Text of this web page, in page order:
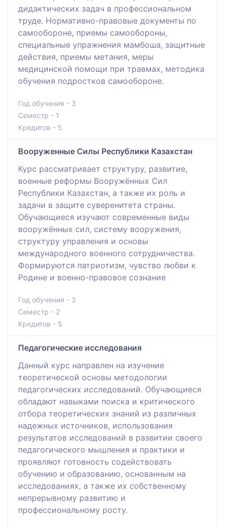
дидактических задач в профессиональном
труде. Нормативно-правовые документы по
самообороне, приемы самообороны,
специальные упражнения мамбоша, защитные
действия, приемы метания, меры
медицинской помощи при травмах, методика
обучения подростков самообороне.
Год обучения - 3
Семестр - 1
Кредитов - 5
Вооруженные Силы Республики Казахстан
Курс рассматривает структуру, развитие,
военные реформы Вооружённых Сил
Республики Казахстан, а также их роль и
задачи в защите суверенитета страны.
Обучающиеся изучают современные виды
вооружённых сил, систему вооружения,
структуру управления и основы
международного военного сотрудничества.
Формируются патриотизм, чувство любви к
Родине и военно-правовое сознание
Год обучения - 3
Семестр - 2
Кредитов - 5
Педагогические исследования
Данный курс направлен на изучение
теоретической основы методологии
педагогических исследований. Обучающиеся
обладают навыками поиска и критического
отбора теоретических знаний из различных
надежных источников, использования
результатов исследований в развитии своего
педагогического мышления и практики и
проявляют готовность содействовать
обучению и образованию, основанным на
исследованиях, а также их собственному
непрерывному развитию и
профессиональному росту.